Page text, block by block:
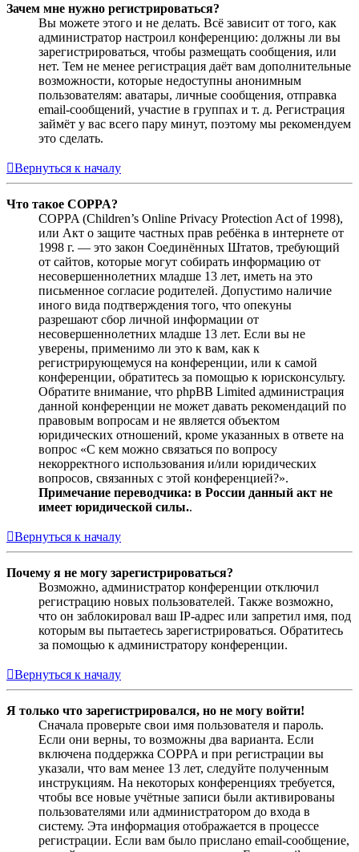
Зачем мне нужно регистрироваться?
Вы можете этого и не делать. Всё зависит от того, как
администратор настроил конференцию: должны ли вы
зарегистрироваться, чтобы размещать сообщения, или
нет. Тем не менее регистрация даёт вам дополнительные
возможности, которые недоступны анонимным
пользователям: аватары, личные сообщения, отправка
email-сообщений, участие в группах и т. д. Регистрация
займёт у вас всего пару минут, поэтому мы рекомендуем
это сделать.
Вернуться к началу
Что такое COPPA?
COPPA (Children’s Online Privacy Protection Act of 1998),
или Акт о защите частных прав ребёнка в интернете от
1998 г. — это закон Соединённых Штатов, требующий
от сайтов, которые могут собирать информацию от
несовершеннолетних младше 13 лет, иметь на это
письменное согласие родителей. Допустимо наличие
иного вида подтверждения того, что опекуны
разрешают сбор личной информации от
несовершеннолетних младше 13 лет. Если вы не
уверены, применимо ли это к вам, как к
регистрирующемуся на конференции, или к самой
конференции, обратитесь за помощью к юрисконсульту.
Обратите внимание, что phpBB Limited администрация
данной конференции не может давать рекомендаций по
правовым вопросам и не является объектом
юридических отношений, кроме указанных в ответе на
вопрос «С кем можно связаться по вопросу
некорректного использования и/или юридических
вопросов, связанных с этой конференцией?».
Примечание переводчика: в России данный акт не
имеет юридической силы..
Вернуться к началу
Почему я не могу зарегистрироваться?
Возможно, администратор конференции отключил
регистрацию новых пользователей. Также возможно,
что он заблокировал ваш IP-адрес или запретил имя, под
которым вы пытаетесь зарегистрироваться. Обратитесь
за помощью к администратору конференции.
Вернуться к началу
Я только что зарегистрировался, но не могу войти!
Сначала проверьте свои имя пользователя и пароль.
Если они верны, то возможны два варианта. Если
включена поддержка COPPA и при регистрации вы
указали, что вам менее 13 лет, следуйте полученным
инструкциям. На некоторых конференциях требуется,
чтобы все новые учётные записи были активированы
пользователями или администратором до входа в
систему. Эта информация отображается в процессе
регистрации. Если вам было прислано email-сообщение,